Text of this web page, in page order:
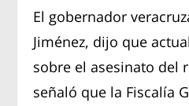
El gobernador
Jiménez, dijo que
sobre el asesinato del
señaló que la Fiscalía